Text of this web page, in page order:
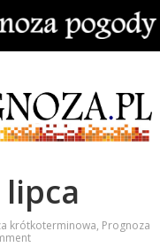
krótkoterminowa, Prognoza